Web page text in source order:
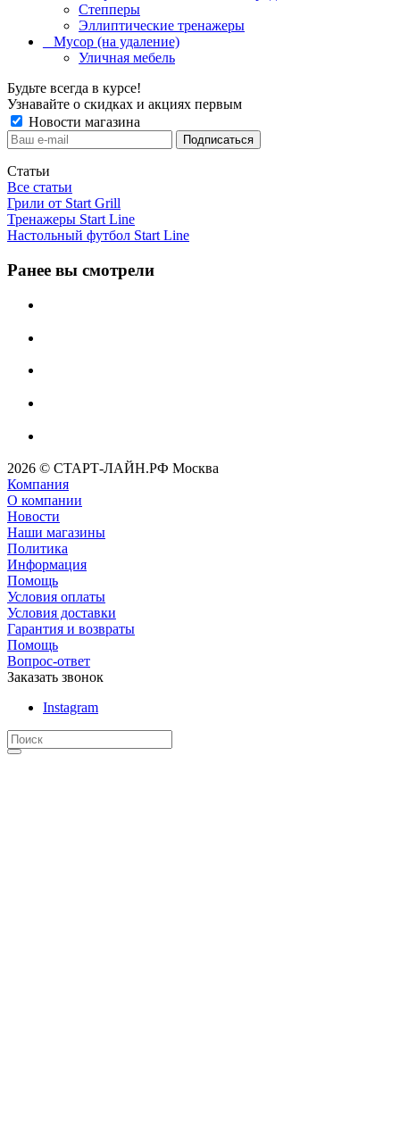
Степперы
Эллиптические тренажеры
_ Мусор (на удаление)
Уличная мебель
Будьте всегда в курсе!
Узнавайте о скидках и акциях первым
Новости магазина
Статьи
Все статьи
Грили от Start Grill
Тренажеры Start Line
Настольный футбол Start Line
Ранее вы смотрели
2026 © СТАРТ-ЛАЙН.РФ Москва
Компания
О компании
Новости
Наши магазины
Политика
Информация
Помощь
Условия оплаты
Условия доставки
Гарантия и возвраты
Помощь
Вопрос-ответ
Заказать звонок
Instagram